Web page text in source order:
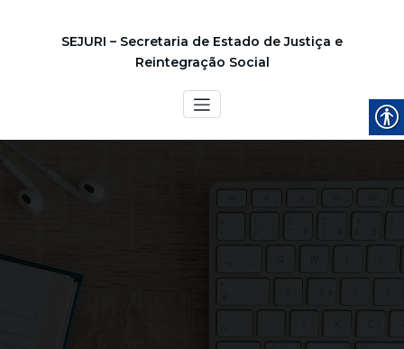
SEJURI – Secretaria de Estado de Justiça e
Reintegração Social